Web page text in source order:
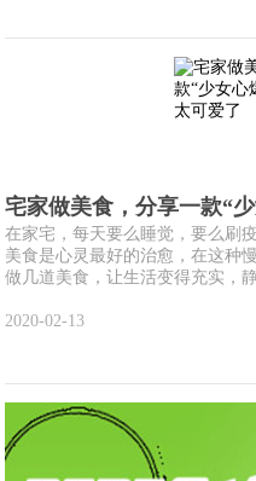
宅家做美食，分享一款“
在家宅，每天要么睡觉，要么刷
美食是心灵最好的治愈，在这种
做几道美食，让生活变得充实，
2020-02-13